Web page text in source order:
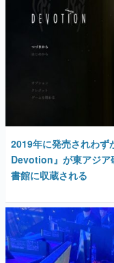
2019年に発売されわず
Devotion』が東アジア
書館に収蔵される